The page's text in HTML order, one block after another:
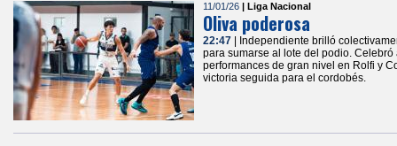
11/01/26 | Liga Nacional
Oliva poderosa
22:47
| Independiente brilló
para sumarse al lote del podio.
performances de gran nivel en Rolfi y
victoria seguida para el cordobés.